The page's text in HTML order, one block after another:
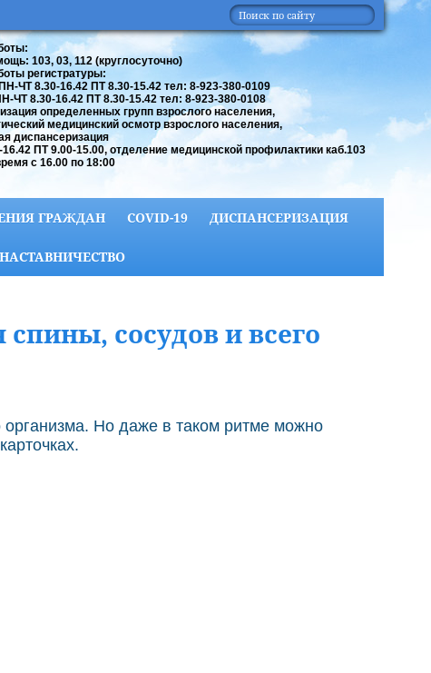
103, 03, 112 (круглосуточно)
регистратуры:
ЧТ 8.30-16.42 ПТ 8.30-15.42 тел: 8-923-380-0109
ЧТ 8.30-16.42 ПТ 8.30-15.42 тел: 8-923-380-0108
определенных групп взрослого населения,
медицинский осмотр взрослого населения,
диспансеризация
ПТ 9.00-15.00, отделение медицинской профилактики каб.103
с 16.00 по 18:00
ГРАЖДАН COVID-19 ДИСПАНСЕРИЗАЦИЯ
НАСТАВНИЧЕСТВО
сосудов и всего
Но даже в таком ритме можно